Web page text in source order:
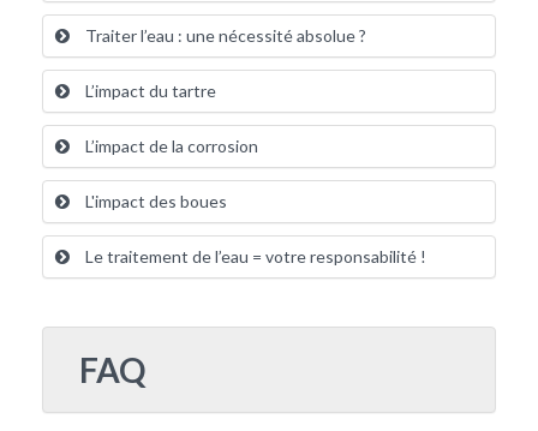
Traiter l’eau : une nécessité absolue ?
L’impact du tartre
L’impact de la corrosion
L'impact des boues
Le traitement de l’eau = votre responsabilité !
FAQ